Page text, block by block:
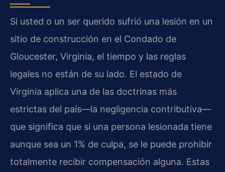
Si usted o un ser querido sufrió una lesión en un
sitio de construcción en el Condado de
Gloucester, Virginia, el tiempo y las reglas
legales no están de su lado. El estado de
Virginia aplica una de las doctrinas más
estrictas del país—la negligencia contributiva—
que significa que si una persona lesionada tiene
aunque sea un 1% de culpa, se le puede prohibir
totalmente recibir compensación alguna. Estas